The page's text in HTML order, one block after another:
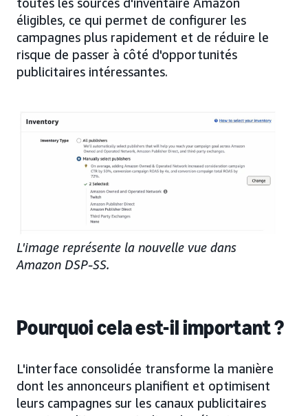
éligibles, ce qui permet de configurer les
campagnes plus rapidement et de réduire le
risque de passer à côté d'opportunités
publicitaires intéressantes.
L'image représente la nouvelle vue dans
Amazon DSP-SS.
Pourquoi cela est-il important ?
L'interface consolidée transforme la manière
dont les annonceurs planifient et optimisent
leurs campagnes sur les canaux publicitaires